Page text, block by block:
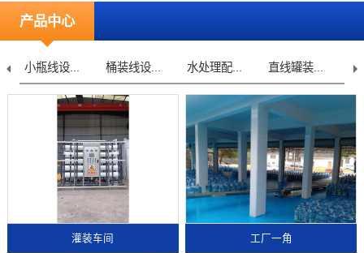
产品中心
小瓶线设... 桶装线设... 水处理配... 直线罐装... 不
灌装车间 工厂一角